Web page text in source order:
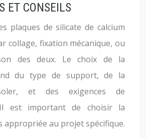
ET CONSEILS
plaques de silicate de calcium
collage, fixation mécanique, ou
des deux. Le choix de la
du type de support, de la
et des exigences de
Il est important de choisir la
appropriée au projet spécifique.